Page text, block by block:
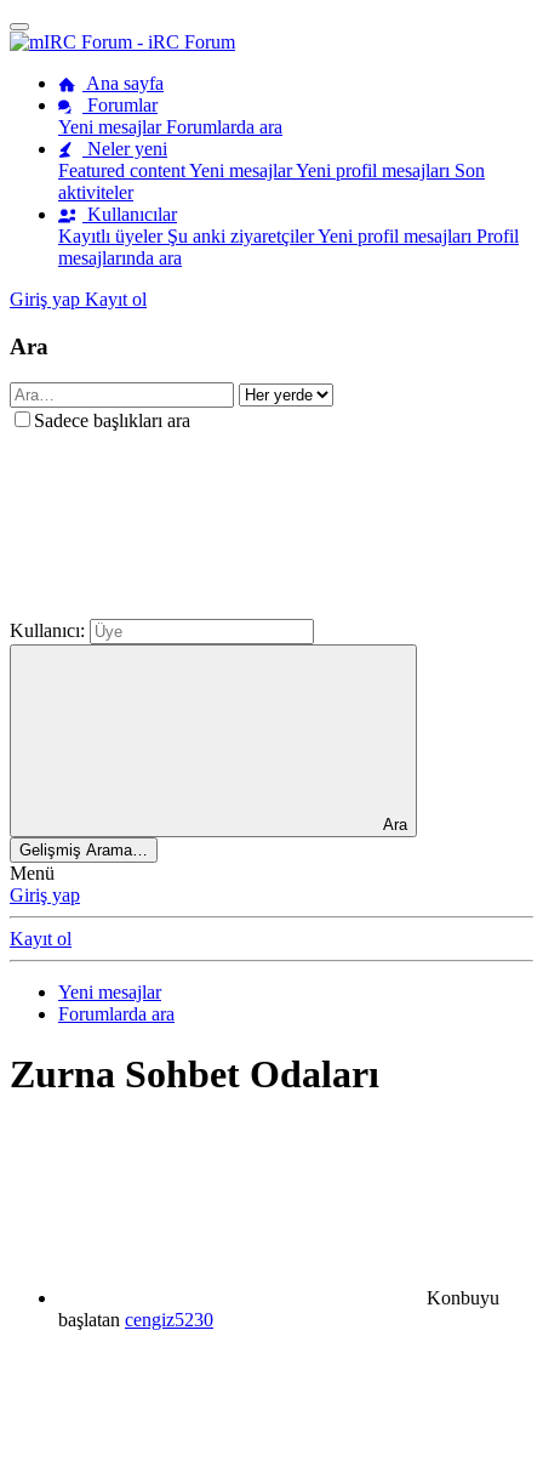
Ana sayfa
Forumlar
Yeni mesajlarForumlarda ara
Neler yeni
Featured contentYeni mesajlarYeni profil mesajları Son
aktiviteler
Kullanıcılar
Kayıtlı üyeler Şu anki ziyaretçilerYeni profil mesajları Profil
mesajlarında ara
Giriş yap Kayıt ol
Ara
Sadece başlıkları ara
Kullanıcı:
Ara
Gelişmiş Arama…
Menü
Giriş yap
Kayıt ol
Yeni mesajlar
Forumlarda ara
Zurna Sohbet Odaları
Konbuyu
başlatan cengiz5230